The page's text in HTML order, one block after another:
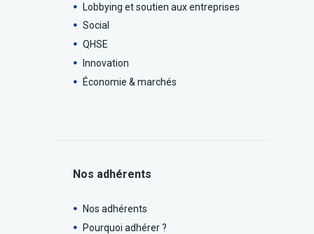
Lobbying et soutien aux entreprises
Social
QHSE
Innovation
Économie & marchés
Nos adhérents
Nos adhérents
Pourquoi adhérer ?